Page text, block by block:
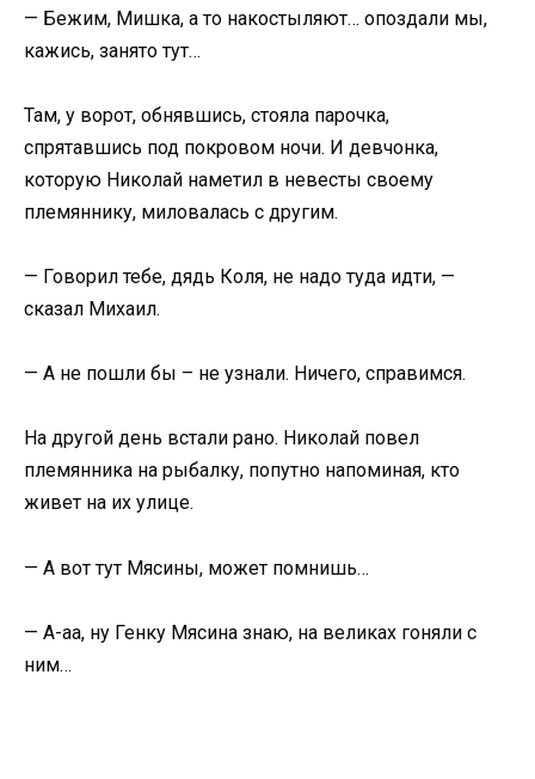
— Бежим, Мишка, а то накостыляют… опоздали мы,
кажись, занято тут…
Там, у ворот, обнявшись, стояла парочка,
спрятавшись под покровом ночи. И девчонка,
которую Николай наметил в невесты своему
племяннику, миловалась с другим.
— Говорил тебе, дядь Коля, не надо туда идти, —
сказал Михаил.
— А не пошли бы – не узнали. Ничего, справимся.
На другой день встали рано. Николай повел
племянника на рыбалку, попутно напоминая, кто
живет на их улице.
— А вот тут Мясины, может помнишь…
— А-аа, ну Генку Мясина знаю, на великах гоняли с
ним…